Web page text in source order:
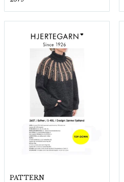
PATTERN